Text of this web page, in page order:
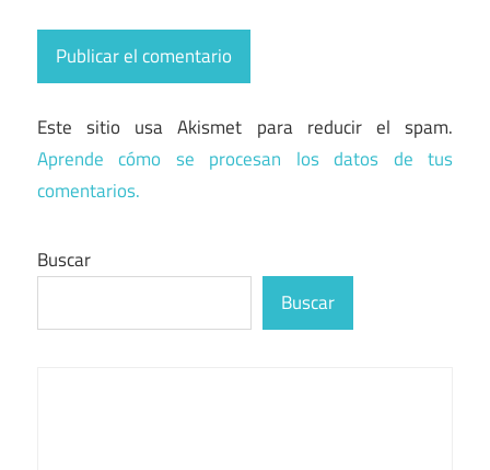
Este sitio usa Akismet para reducir el spam.
Aprende cómo se procesan los datos de tus
comentarios.
Buscar
Buscar